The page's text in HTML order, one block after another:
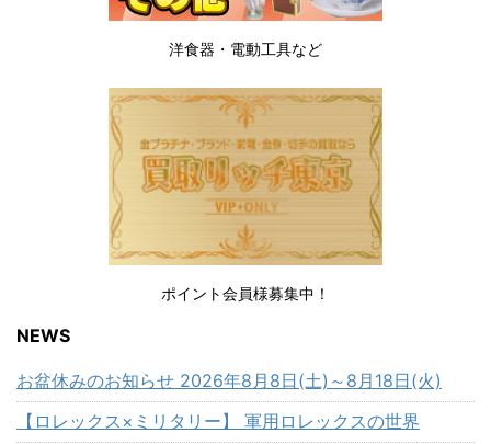
洋食器・電動工具など
ポイント会員様募集中！
NEWS
お盆休みのお知らせ 2026年8月8日(土)～8月18日(火)
【ロレックス×ミリタリー】 軍用ロレックスの世界